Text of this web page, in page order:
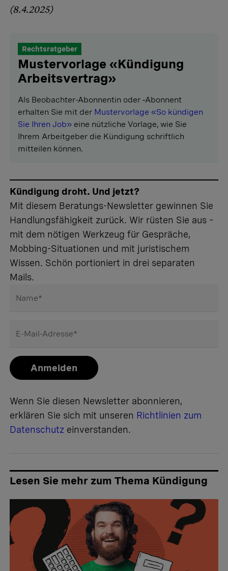
(8.4.2025)
Rechtsratgeber
Mustervorlage «Kündigung
Arbeitsvertrag»
Als Beobachter-Abonnentin oder ‑Abonnent
erhalten Sie mit der Mustervorlage «So kündigen
Sie Ihren Job» eine nützliche Vorlage, wie Sie
Ihrem Arbeitgeber die Kündigung schriftlich
mitteilen können.
Kündigung droht. Und jetzt?
Mit diesem Beratungs-Newsletter gewinnen Sie
Handlungsfähigkeit zurück. Wir rüsten Sie aus –
mit dem nötigen Werkzeug für Gespräche,
Mobbing-Situationen und mit juristischem
Wissen. Schön portioniert in drei separaten
Mails.
Name*
E-Mail-Adresse*
Anmelden
Wenn Sie diesen Newsletter abonnieren,
erklären Sie sich mit unseren Richtlinien zum
Datenschutz einverstanden.
Lesen Sie mehr zum Thema Kündigung